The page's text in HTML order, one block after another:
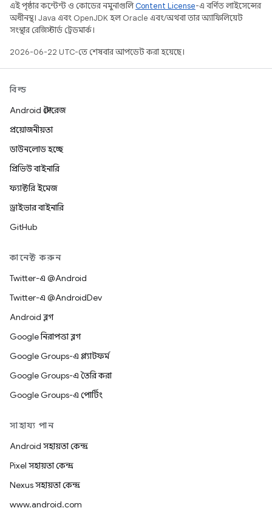
এই পৃষ্ঠার কন্টেন্ট ও কোডের নমুনাগুলিContent License-এ বর্ণিত লাইসেন্সের
অধীনস্থ। Java এবং OpenJDK হল Oracle এবং/অথবা তার অ্যাফিলিয়েট
সংস্থার রেজিস্টার্ড ট্রেডমার্ক।
2026-06-22 UTC-তে শেষবার আপডেট করা হয়েছে।
বিল্ড
Android স্টোরেজ
প্রয়োজনীয়তা
ডাউনলোড হচ্ছে
প্রিভিউ বাইনারি
ফ্যাক্টরি ইমেজ
ড্রাইভার বাইনারি
GitHub
কানেক্ট করুন
Twitter-এ @Android
Twitter-এ @AndroidDev
Android ব্লগ
Google নিরাপত্তা ব্লগ
Google Groups-এ প্ল্যাটফর্ম
Google Groups-এ তৈরি করা
Google Groups-এ পোর্টিং
সাহায্য পান
Android সহায়তা কেন্দ্র
Pixel সহায়তা কেন্দ্র
Nexus সহায়তা কেন্দ্র
www.android.com